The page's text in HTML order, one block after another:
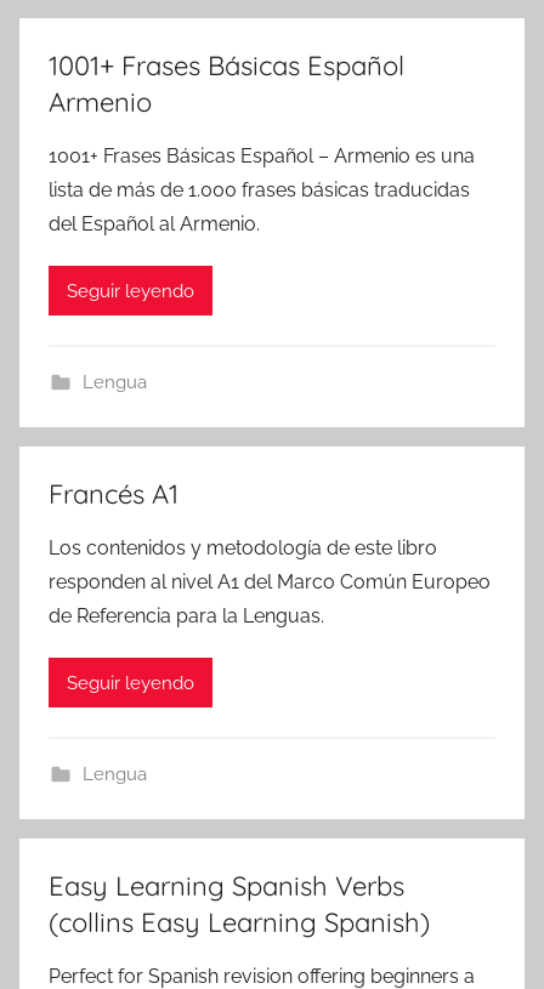
1001+ Frases Básicas Español
Armenio
1001+ Frases Básicas Español – Armenio es una
lista de más de 1.000 frases básicas traducidas
del Español al Armenio.
Seguir leyendo
Lengua
Francés A1
Los contenidos y metodología de este libro
responden al nivel A1 del Marco Común Europeo
de Referencia para la Lenguas.
Seguir leyendo
Lengua
Easy Learning Spanish Verbs
(collins Easy Learning Spanish)
Perfect for Spanish revision offering beginners a